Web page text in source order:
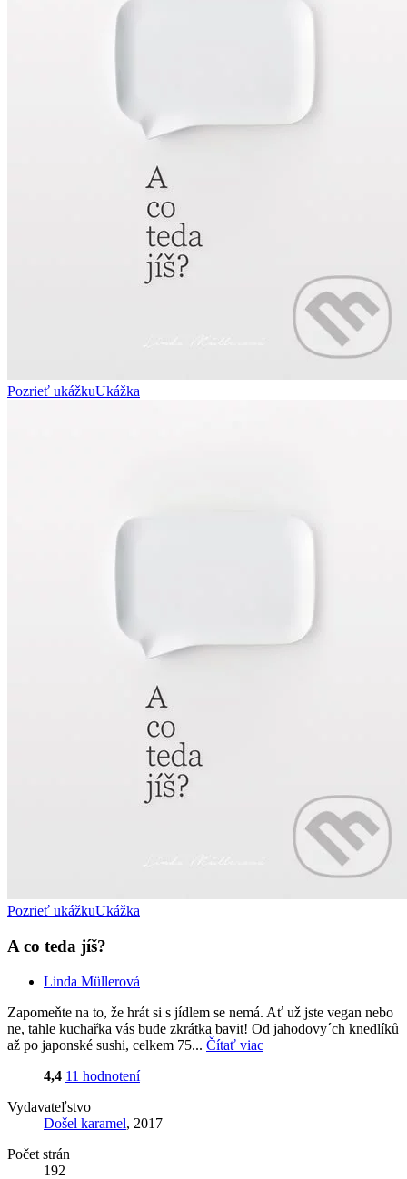
Pozrieť ukážkuUkážka
Pozrieť ukážkuUkážka
A co teda jíš?
Linda Müllerová
Zapomeňte na to, že hrát si s jídlem se nemá. Ať už jste vegan nebo
ne, tahle kuchařka vás bude zkrátka bavit! Od jahodovy´ch knedlíků
až po japonské sushi, celkem 75... Čítať viac
4,4 11 hodnotení
Vydavateľstvo
Došel karamel, 2017
Počet strán
192